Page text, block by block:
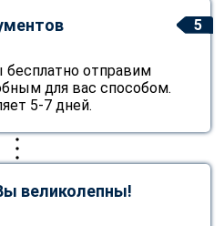
5
отправим
для вас способом.
5-7 дней.
великолепны!